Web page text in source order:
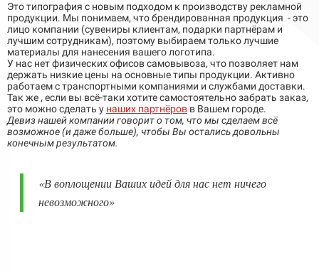
Это типография с новым подходом к производству рекламной
продукции. Мы понимаем, что брендированная продукция - это
лицо компании (сувениры клиентам, подарки партнёрам и
лучшим сотрудникам), поэтому выбираем только лучшие
материалы для нанесения вашего логотипа.
У нас нет физических офисов самовывоза, что позволяет нам
держать низкие цены на основные типы продукции. Активно
работаем с транспортными компаниями и службами доставки.
Так же , если вы всё-таки хотите самостоятельно забрать заказ,
это можно сделать у наших партнёров в Вашем городе.
Девиз нашей компании говорит о том, что мы сделаем всё
возможное (и даже больше), чтобы Вы остались довольны
конечным результатом.
«В воплощении Ваших идей для нас нет ничего
невозможного»